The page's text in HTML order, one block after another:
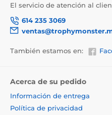
El servicio de atención al
614 235 3069
También estamos en:
Acerca de su pedido
Información de entrega
Política de privacidad